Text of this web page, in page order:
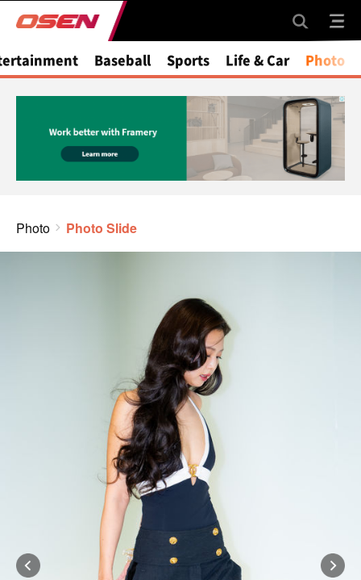
Baseball Sports Life & Car Photo
Photo Photo Slide